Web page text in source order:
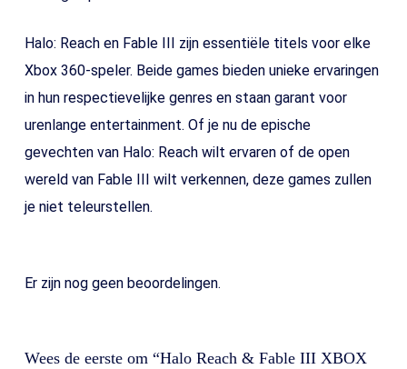
Halo: Reach en Fable III zijn essentiële titels voor elke
Xbox 360-speler. Beide games bieden unieke ervaringen
in hun respectievelijke genres en staan garant voor
urenlange entertainment. Of je nu de epische
gevechten van Halo: Reach wilt ervaren of de open
wereld van Fable III wilt verkennen, deze games zullen
je niet teleurstellen.
Er zijn nog geen beoordelingen.
Wees de eerste om “Halo Reach & Fable III XBOX